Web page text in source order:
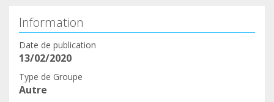
Information
Date de publication
13/02/2020
Type de Groupe
Autre